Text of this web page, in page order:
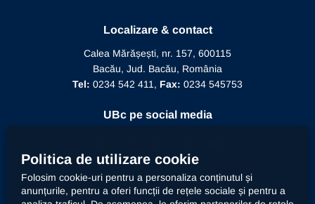
Relații internaționale
Informații de interes public
Documente interne
Recunoaștere funcție didactică
Recunoaștere conducător doctorat
Localizare & contact
Calea Mărășești, nr. 157, 600115
Bacău, Jud. Bacău, România
Tel: 0234 542 411, Fax: 0234 545753
UBc pe social media
Contact
Politica de utilizare cookie
Folosim cookie-uri pentru a personaliza conținutul și
anunțurile, pentru a oferi funcții de rețele sociale și pentru a